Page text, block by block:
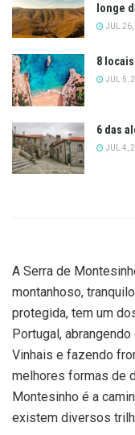
longe
JUL
8
JUL 5,
6 das
JUL 4,
A Serra de
montanhoso,
protegida, tem um
Portugal,
Vinhais e fazendo
melhores formas de
Montesinho é a
existem diversos